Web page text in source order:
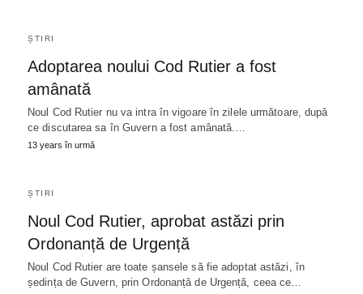
ȘTIRI
Adoptarea noului Cod Rutier a fost
amânată
Noul Cod Rutier nu va intra în vigoare în zilele următoare, după
ce discutarea sa în Guvern a fost amânată.…
13 years în urmă
ȘTIRI
Noul Cod Rutier, aprobat astăzi prin
Ordonanță de Urgență
Noul Cod Rutier are toate șansele să fie adoptat astăzi, în
ședința de Guvern, prin Ordonanță de Urgență, ceea ce…